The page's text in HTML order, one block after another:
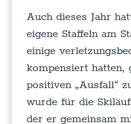
Auch dieses Jahr
eigene Staffeln am
einige
kompensiert hatten,
positiven „Ausfall“
wurde für die
der er gemeinsam